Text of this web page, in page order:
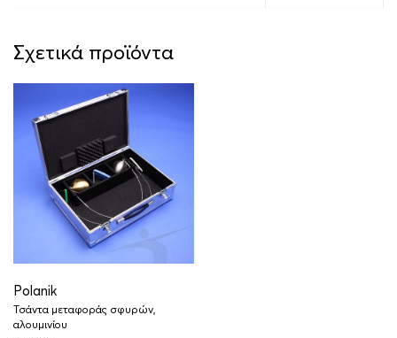
Σχετικά προϊόντα
Polanik
Τσάντα μεταφοράς σφυρών,
αλουμινίου